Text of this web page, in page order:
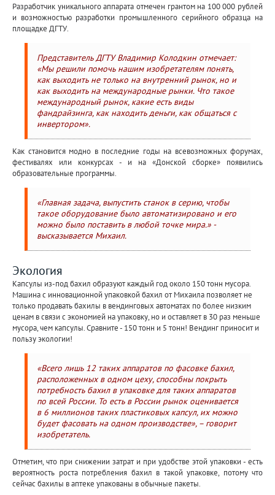
Разработчик уникального аппарата отмечен грантом на 100 000 рублей
и возможностью разработки промышленного серийного образца на
площадке ДГТУ.
Представитель ДГТУ Владимир Колодкин отмечает:
«Мы решили помочь нашим изобретателям понять,
как выходить не только на внутренний рынок, но и
как выходить на международные рынки. Что такое
международный рынок, какие есть виды
фандрайзинга, как находить деньги, как общаться с
инвертором».
Как становится модно в последние годы на всевозможных форумах,
фестивалях или конкурсах - и на «Донской сборке» появились
образовательные программы.
«Главная задача, выпустить станок в серию, чтобы
такое оборудование было автоматизировано и его
можно было поставить в любой точке мира.» -
высказывается Михаил.
Экология
Капсулы из-под бахил образуют каждый год около 150 тонн мусора.
Машина с инновационной упаковкой бахил от Михаила позволяет не
только продавать бахилы в вендинговых автоматах по более низким
ценам в связи с экономией на упаковку, но и оставляет в 30 раз меньше
мусора, чем капсулы. Сравните - 150 тонн и 5 тонн! Вендинг приносит и
пользу экологии!
«Всего лишь 12 таких аппаратов по фасовке бахил,
расположенных в одном цеху, способны покрыть
потребность бахил в упаковке для таких аппаратов
по всей России. То есть в России рынок оценивается
в 6 миллионов таких пластиковых капсул, их можно
будет фасовать на одном производстве», – говорит
изобретатель.
Отметим, что при снижении затрат и при удобстве этой упаковки - есть
вероятность роста потребления бахил в такой упаковке, потому что
сейчас бахилы в аптеке упакованы в обычные пакеты.